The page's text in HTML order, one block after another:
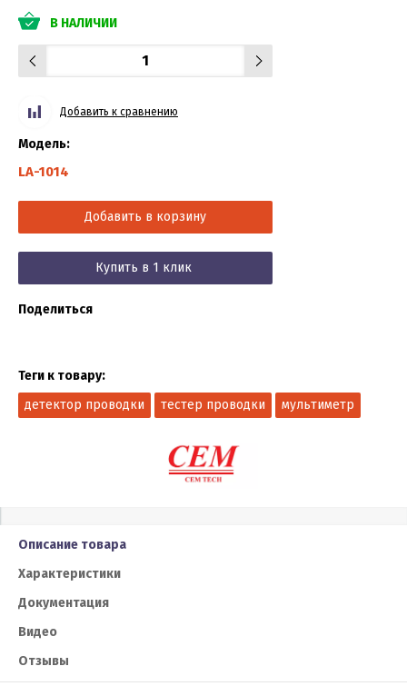
В НАЛИЧИИ
Добавить к сравнению
Модель:
LA-1014
Добавить в корзину
Купить в 1 клик
Поделиться
Теги к товару:
детектор проводки
тестер проводки мультиметр
Описание товара
Характеристики
Документация
Видео
Отзывы